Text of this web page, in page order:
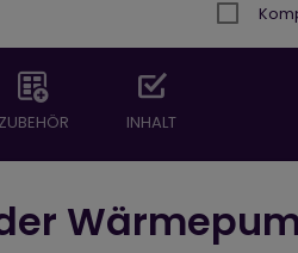
ZUBEHÖR INHALT